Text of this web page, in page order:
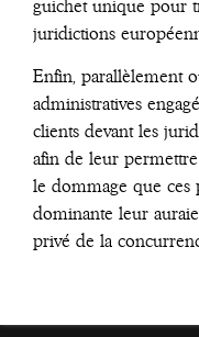
guichet unique pour
juridictions
Enfin, parallèlement
administratives
clients devant les
afin de leur
le dommage que ces
dominante leur
privé de la